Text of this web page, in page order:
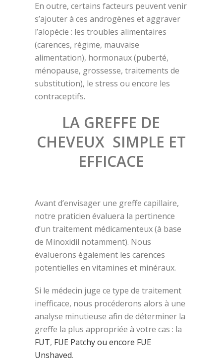
En outre, certains facteurs peuvent venir
s’ajouter à ces androgènes et aggraver
l’alopécie : les troubles alimentaires
(carences, régime, mauvaise
alimentation), hormonaux (puberté,
ménopause, grossesse, traitements de
substitution), le stress ou encore les
contraceptifs.
LA GREFFE DE
CHEVEUX SIMPLE ET
EFFICACE
Avant d’envisager une greffe capillaire,
notre praticien évaluera la pertinence
d’un traitement médicamenteux (à base
de Minoxidil notamment). Nous
évaluerons également les carences
potentielles en vitamines et minéraux.
Si le médecin juge ce type de traitement
inefficace, nous procéderons alors à une
analyse minutieuse afin de déterminer la
greffe la plus appropriée à votre cas : la
FUT, FUE Patchy ou encore FUE
Unshaved.